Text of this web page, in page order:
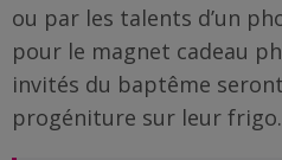
ou par les talents d’un
pour le magnet cadeau
invités du baptême
progéniture sur leur frigo.
Noël
/
Fêtes